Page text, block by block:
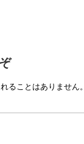
ることはありません。